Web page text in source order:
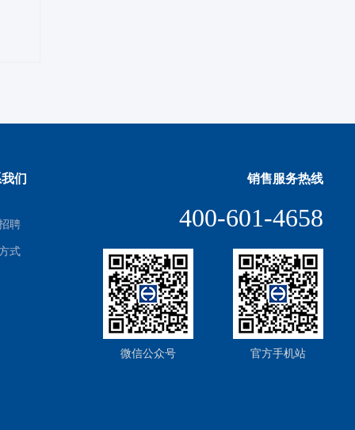
们
聘
式
销售服务热线
400-601-4658
微信公众号 官方手机站